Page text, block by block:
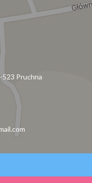
523 Pruchna